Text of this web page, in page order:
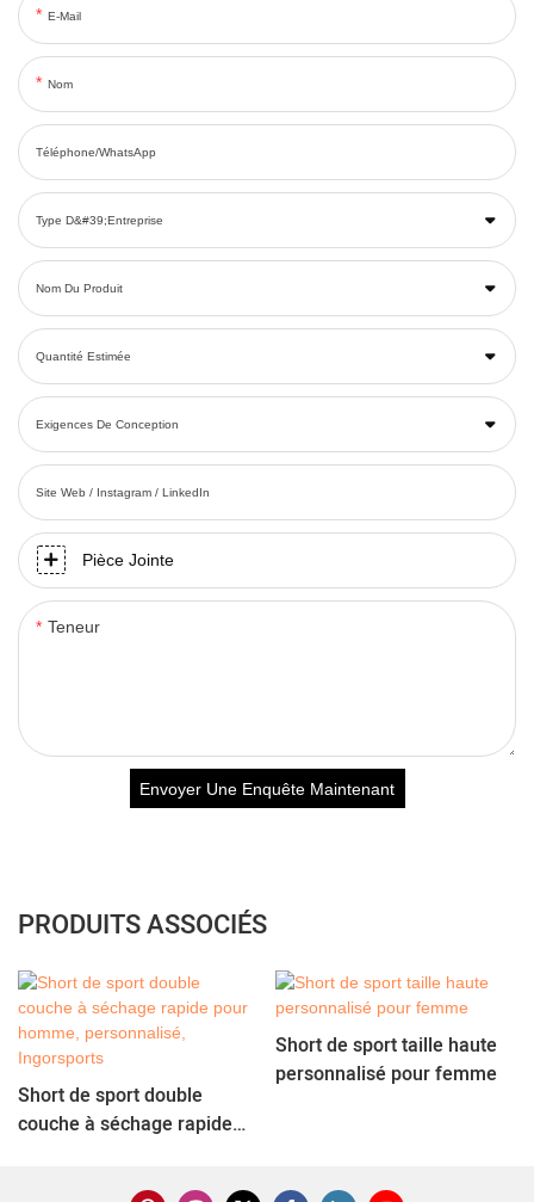
E-Mail
Nom
Téléphone/WhatsApp
Type D&#39;entreprise
Nom Du Produit
Quantité Estimée
Exigences De Conception
Site Web / Instagram / LinkedIn
Pièce Jointe
Teneur
Envoyer Une Enquête Maintenant
PRODUITS ASSOCIÉS
Short de sport double
couche à séchage rapide
Short de sport taille haute
personnalisé pour femme